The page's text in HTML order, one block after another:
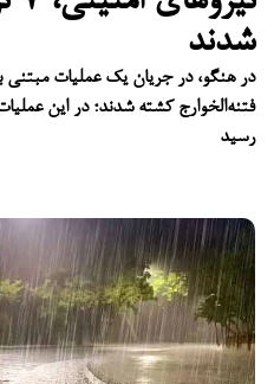
شدند
فتنه‌الخوارج کشته شدند؛ در این
رسید